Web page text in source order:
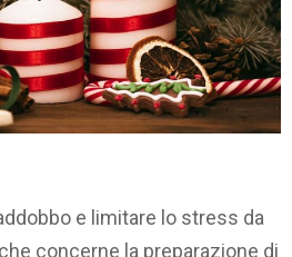
e limitare lo stress da
concerne la preparazione di